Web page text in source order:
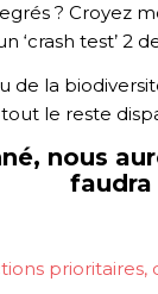
? Croyez
‘crash test’ 2
de la
le reste
nous
faudra
prioritaires,